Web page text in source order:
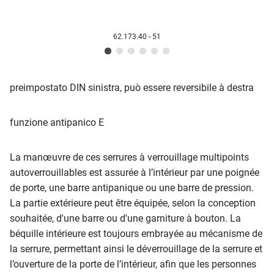
62.173.40 - 51
preimpostato DIN sinistra, può essere reversibile à destra
funzione antipanico E
La manœuvre de ces serrures à verrouillage multipoints
autoverrouillables est assurée à l’intérieur par une poignée
de porte, une barre antipanique ou une barre de pression.
La partie extérieure peut être équipée, selon la conception
souhaitée, d'une barre ou d'une garniture à bouton. La
béquille intérieure est toujours embrayée au mécanisme de
la serrure, permettant ainsi le déverrouillage de la serrure et
l’ouverture de la porte de l’intérieur, afin que les personnes